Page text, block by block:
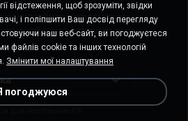
мою особисту інформацію
особистою інформацією
відстеження, щоб зрозуміти, звідки
і поліпшити Ваш досвід перегляду
наш веб-сайт, ви погоджуєтеся
файлів cookie та інших технологій
Змінити мої налаштування
погоджуюся